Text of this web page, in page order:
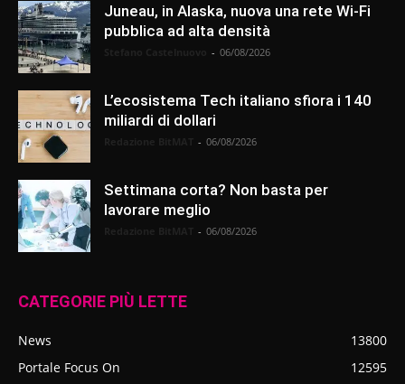
Juneau, in Alaska, nuova una rete Wi-Fi
pubblica ad alta densità
- 06/08/2026
L’ecosistema Tech italiano sfiora i 140
miliardi di dollari
- 06/08/2026
Settimana corta? Non basta per
lavorare meglio
- 06/08/2026
CATEGORIE PIÙ LETTE
News
13800
Portale Focus On
12595